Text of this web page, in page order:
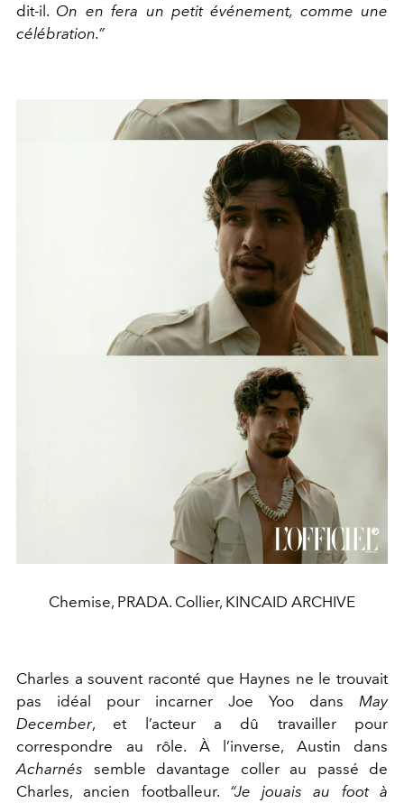
dit-il. On en fera un petit événement, comme une
célébration.”
Chemise, PRADA. Collier, KINCAID ARCHIVE
Charles a souvent raconté que Haynes ne le trouvait
pas idéal pour incarner Joe Yoo dans May
December, et l’acteur a dû travailler pour
correspondre au rôle. À l’inverse, Austin dans
Acharnés
semble davantage coller au passé de
Charles, ancien footballeur. “Je jouais au foot à